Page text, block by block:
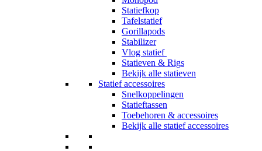
Statiefkop
Tafelstatief
Gorillapods
Stabilizer
Vlog statief
Statieven & Rigs
Bekijk alle statieven
Statief accessoires
Snelkoppelingen
Statieftassen
Toebehoren & accessoires
Bekijk alle statief accessoires